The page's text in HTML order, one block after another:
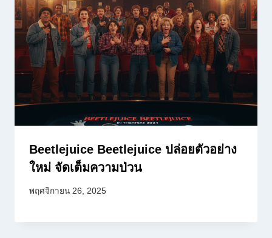
Beetlejuice Beetlejuice ปล่อยตัวอย่าง
ใหม่ จัดเต็มความป่วน
พฤศจิกายน 26, 2025